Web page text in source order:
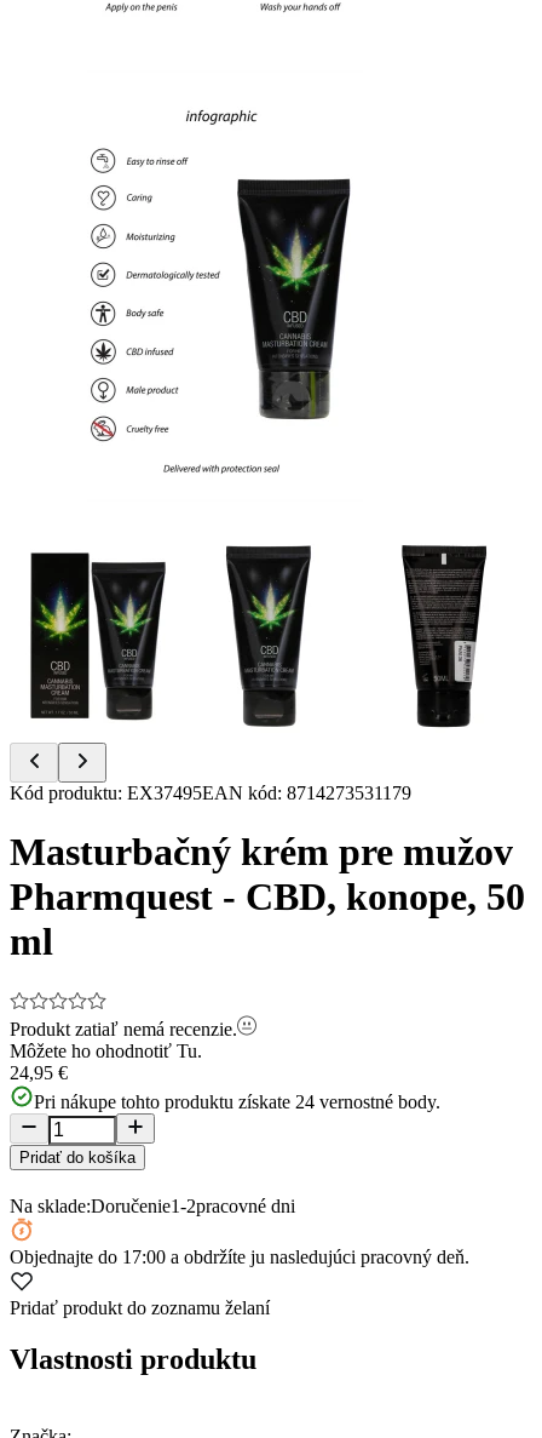
Item
of
Kód produktu: EX37495EAN kód: 8714273531179
Masturbačný krém pre mužov
Pharmquest - CBD, konope, 50
ml
Produkt zatiaľ nemá recenzie.
Môžete ho ohodnotiť Tu.
24,95 €
Pri nákupe tohto produktu získate 24 vernostné body.
Pridať do košíka
Na sklade:Doručenie1-2pracovné dni
Objednajte do 17:00 a obdržíte ju nasledujúci pracovný deň.
Pridať produkt do zoznamu želaní
Vlastnosti produktu